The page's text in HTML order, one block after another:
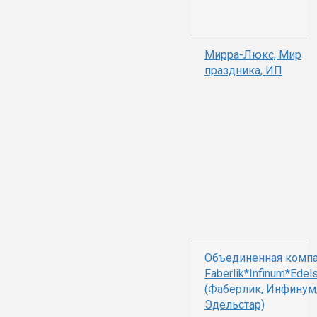
Мирра-Люкс, Мир
праздника, ИП
Объединенная
(Фаберлик,
Эдельстар)